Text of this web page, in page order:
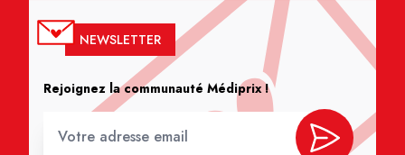
NEWSLETTER
Rejoignez la communauté Médiprix !